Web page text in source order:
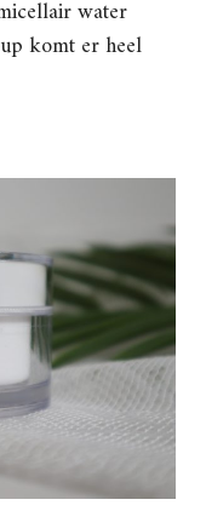
water
komt er heel